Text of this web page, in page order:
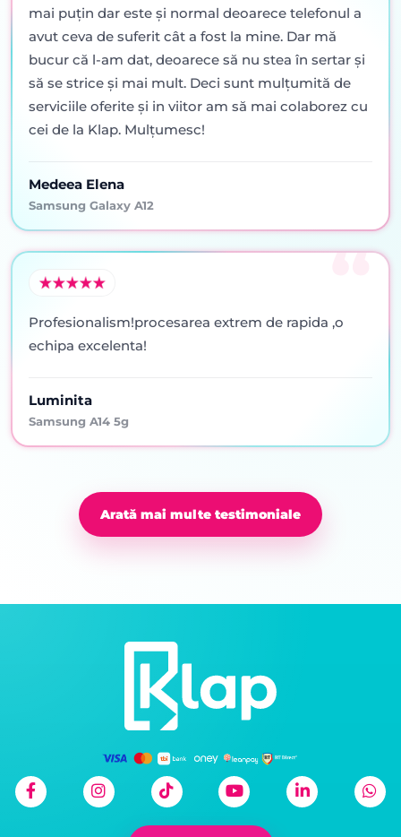
mai puţin dar este şi normal deoarece telefonul a
avut ceva de suferit cât a fost la mine. Dar mă
bucur că l-am dat, deoarece să nu stea în sertar şi
să se strice şi mai mult. Deci sunt mulţumită de
serviciile oferite şi in viitor am să mai colaborez cu
cei de la Klap. Mulţumesc!
Medeea Elena
Samsung Galaxy A12
Profesionalism!procesarea extrem de rapida ,o
echipa excelenta!
Luminita
Samsung A14 5g
Arată mai multe testimoniale